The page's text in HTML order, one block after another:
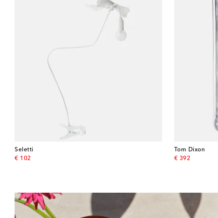
Seletti
€ 102
original price
Tom Dixon
€ 392
original price